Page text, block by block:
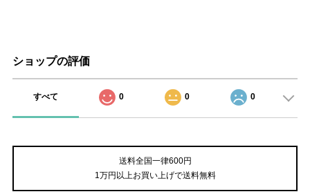
ショップの評価
すべて 0 0 0
送料全国一律600円
1万円以上お買い上げで送料無料